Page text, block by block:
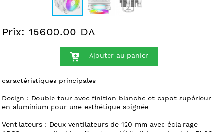
Prix: 15600.00 DA
Ajouter au panier
caractéristiques principales
Design : Double tour avec finition blanche et capot supérieur
en aluminium pour une esthétique soignée
Ventilateurs : Deux ventilateurs de 120 mm avec éclairage